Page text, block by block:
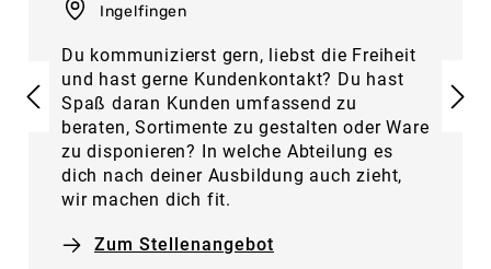
Ingelfingen
Du kommunizierst gern, liebst die Freiheit
und hast gerne Kundenkontakt? Du hast
Spaß daran Kunden umfassend zu
beraten, Sortimente zu gestalten oder Ware
zu disponieren? In welche Abteilung es
dich nach deiner Ausbildung auch zieht,
wir machen dich fit.
Zum Stellenangebot